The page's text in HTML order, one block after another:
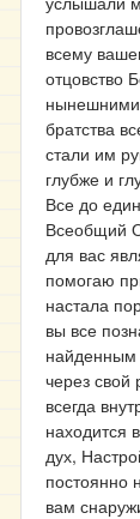
всему
отцовство
нынешними
братства
стали им
глубже и
Все до
Всеобщий
для вас
помогаю
настала
вы все
через свой
всегда
находится
дух,
постоянно
вам